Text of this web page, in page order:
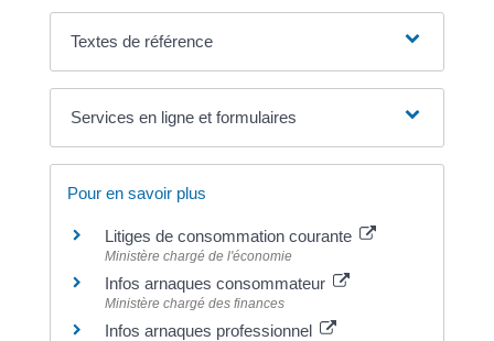
Textes de référence
Services en ligne et formulaires
Pour en savoir plus
Litiges de consommation courante
Ministère chargé de l'économie
Infos arnaques consommateur
Ministère chargé des finances
Infos arnaques professionnel